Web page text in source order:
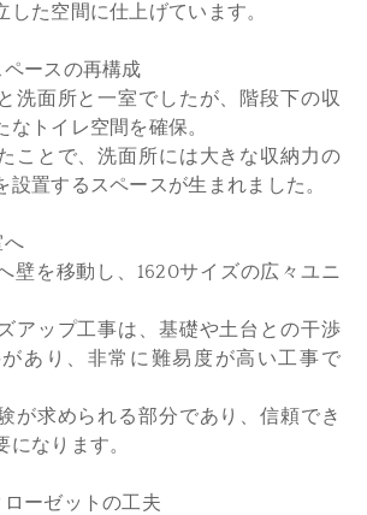
した空間に仕上げています。
ースの再構成
洗面所と一室でしたが、階段下の収
トイレ空間を確保。
ことで、洗面所には大きな収納力の
設置するスペースが生まれました。
へ
壁を移動し、1620サイズの広々ユニ
アップ工事は、基礎や土台との干渉
あり、非常に難易度が高い工事で
が求められる部分であり、信頼でき
になります。
ーゼットの工夫